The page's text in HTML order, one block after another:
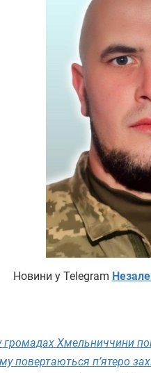
Новини у Telegram
громадах Хмельниччини
повертаються п’ятеро